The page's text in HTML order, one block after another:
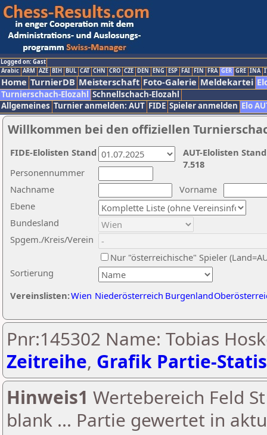
Logged on: Gast
Arabic ARM AZE BIH BUL CAT CHN CRO CZE DEN ENG ESP FAI FIN FRA GER GRE INA
Home TurnierDB Meisterschaft Foto-Galerie Meldekartei
Turnierschach-Elozahl Schnellschach-Elozahl
Allgemeines Turnier anmelden: AUT FIDE Spieler anmelden Elo
Willkommen bei den offiziellen
Nachname
Vorname
Ebene
Sortierung
Personennummer
Bundesland
Spgem./Kreis/Verein
Nur "österreichische" Spieler
Vereinslisten:Wien Niederösterreich Burgenland
AUT-Elolisten
7.518
FIDE-Elolisten Stand
Pnr:145302 Name: Tobias
Zeitreihe, Grafik Partie-
Hinweis1 Wertebereich Feld
blank ... Partie gewertet in